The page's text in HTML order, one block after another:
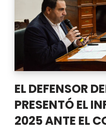
EL DEFENSOR
PRESENTÓ EL
2025 ANTE EL